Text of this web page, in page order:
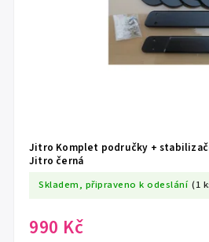
Jitro Komplet područky +
Jitro černá
Skladem, připraveno k odeslání (1
990 Kč